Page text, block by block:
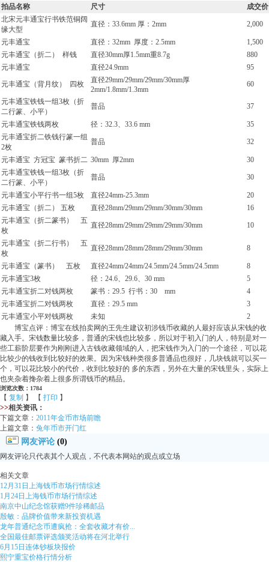
拍品名称
尺寸
成交价
北宋元丰通宝行书铁范铜阔
缘大型
直径：33.6mm 厚：2mm 2,000
元丰通宝 直径：32mm 厚度：2.5mm
1,500
元丰通宝（折二） 样钱
直径30mm厚1.5mm重8.7g
880
元丰通宝
直径24.9mm
95
元丰通宝（背月纹） 四枚
直径29mm/29mm/29mm/30mm厚
2mm/1.8mm/1.3mm
60
元丰通宝铁钱一组3枚（折
二行篆、小平）
普品 37
元丰通宝铁钱两枚 径：32.3、33.6 mm
35
元丰通宝折二铁钱行篆一组
2枚
普品 32
元丰通宝 方冠宝 篆书折二 30mm 厚2mm
30
元丰通宝铁钱一组3枚（折
二行篆、小平）
普品 30
元丰通宝小平行书一组5枚 直径24mm-25.3mm
20
元丰通宝（折二） 五枚
直径28mm/29mm/29mm/30mm/30mm
16
元丰通宝（折二篆书） 五
枚
直径28mm/29mm/29mm/29mm/30mm 10
元丰通宝（折二行书） 五
枚
直径28mm/28mm/28mm/29mm/30mm 8
元丰通宝（篆书） 五枚 直径24mm/24mm/24.5mm/24.5mm/24.5mm
8
元丰通宝3枚
径：24.6、29.6、30 mm
5
元丰通宝折二对钱两枚
篆书：29.5 行书：30 mm
4
元丰通宝折二对钱两枚
直径：29.5 mm
3
元丰通宝小平对钱两枚
未知
2
博宝点评：博宝在线拍卖网的王先生建议初涉钱币收藏的人最好应该从宋钱的收
藏入手。宋钱数量比较多，普通的宋钱也比较多，所以对于初入门的人，特别是对一
些工薪阶层要作为刚刚进入古钱收藏领域的人，把宋钱作为入门的一个途径，可以花
比较少的钱收到比较好的效果。因为宋钱种类很多普通品也很好，几块钱就可以买一
个，可以花比较小的代价，收到比较好的 多的东西，另外在大量的宋钱里头，实际上
也夹杂着搀杂着上很多所谓钱币的精品。
浏览次数：1784
【 复制 】 【 打印 】
>>相关资讯：
下篇文章： 2011年金币市场前瞻
上篇文章： 兔年币市开门红
网友评论 (0)
网友评论只代表其个人观点，不代表本网站的观点或立场
相关文章
12月31日上海钱币市场行情综述
1月24日上海钱币市场行情综述
南京中山纪念馆获赠9件珍稀邮品
殷敏：品牌价值带来新投资机遇
龙年普通纪念币遭疯抢：全套收藏才有价...
全国最佳邮票评选颁奖活动将在河北举行
6月15日连体钞板块报价
熙宁重宝价格行情分析